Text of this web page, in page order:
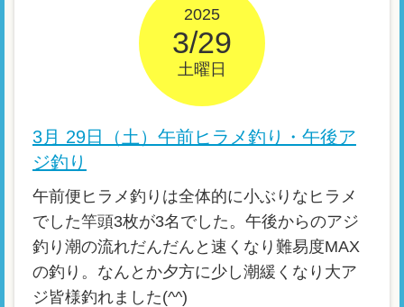
2025
3/29
土曜日
3月 29日（土）午前ヒラメ釣り・午後ア
ジ釣り
午前便ヒラメ釣りは全体的に小ぶりなヒラメ
でした竿頭3枚が3名でした。午後からのアジ
釣り潮の流れだんだんと速くなり難易度MAX
の釣り。なんとか夕方に少し潮緩くなり大ア
ジ皆様釣れました(^^)